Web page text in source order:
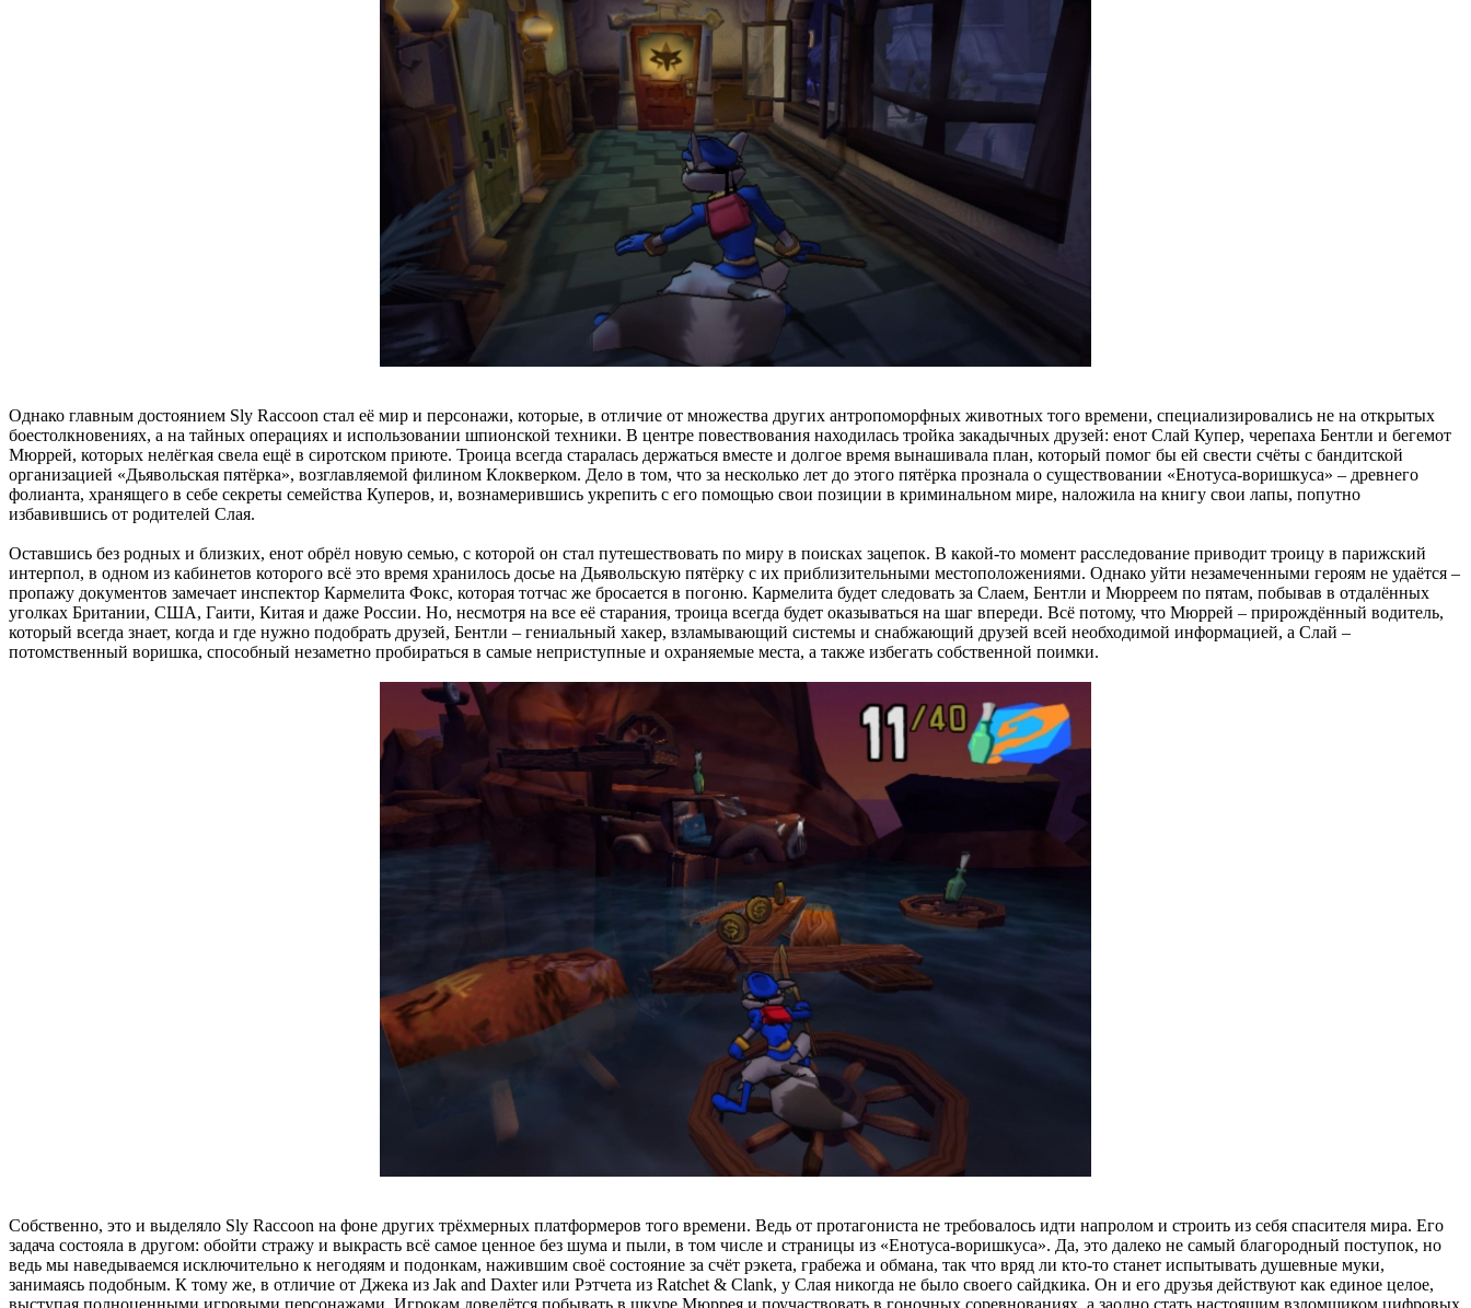
Однако главным достоянием Sly Raccoon стал её мир и персонажи, которые, в отличие от множества других антропоморфных животных того времени, специализировались не на открытых
боестолкновениях, а на тайных операциях и использовании шпионской техники. В центре повествования находилась тройка закадычных друзей: енот Слай Купер, черепаха Бентли и бегемот
Мюррей, которых нелёгкая свела ещё в сиротском приюте. Троица всегда старалась держаться вместе и долгое время вынашивала план, который помог бы ей свести счёты с бандитской
организацией «Дьявольская пятёрка», возглавляемой филином Клокверком. Дело в том, что за несколько лет до этого пятёрка прознала о существовании «Енотуса-воришкуса» – древнего
фолианта, хранящего в себе секреты семейства Куперов, и, вознамерившись укрепить с его помощью свои позиции в криминальном мире, наложила на книгу свои лапы, попутно
избавившись от родителей Слая.
Оставшись без родных и близких, енот обрёл новую семью, с которой он стал путешествовать по миру в поисках зацепок. В какой-то момент расследование приводит троицу в парижский
интерпол, в одном из кабинетов которого всё это время хранилось досье на Дьявольскую пятёрку с их приблизительными местоположениями. Однако уйти незамеченными героям не удаётся –
пропажу документов замечает инспектор Кармелита Фокс, которая тотчас же бросается в погоню. Кармелита будет следовать за Слаем, Бентли и Мюрреем по пятам, побывав в отдалённых
уголках Британии, США, Гаити, Китая и даже России. Но, несмотря на все её старания, троица всегда будет оказываться на шаг впереди. Всё потому, что Мюррей – прирождённый водитель,
который всегда знает, когда и где нужно подобрать друзей, Бентли – гениальный хакер, взламывающий системы и снабжающий друзей всей необходимой информацией, а Слай –
потомственный воришка, способный незаметно пробираться в самые неприступные и охраняемые места, а также избегать собственной поимки.
Собственно, это и выделяло Sly Raccoon на фоне других трёхмерных платформеров того времени. Ведь от протагониста не требовалось идти напролом и строить из себя спасителя мира. Его
задача состояла в другом: обойти стражу и выкрасть всё самое ценное без шума и пыли, в том числе и страницы из «Енотуса-воришкуса». Да, это далеко не самый благородный поступок, но
ведь мы наведываемся исключительно к негодяям и подонкам, нажившим своё состояние за счёт рэкета, грабежа и обмана, так что вряд ли кто-то станет испытывать душевные муки,
занимаясь подобным. К тому же, в отличие от Джека из Jak and Daxter или Рэтчета из Ratchet & Clank, у Слая никогда не было своего сайдкика. Он и его друзья действуют как единое целое,